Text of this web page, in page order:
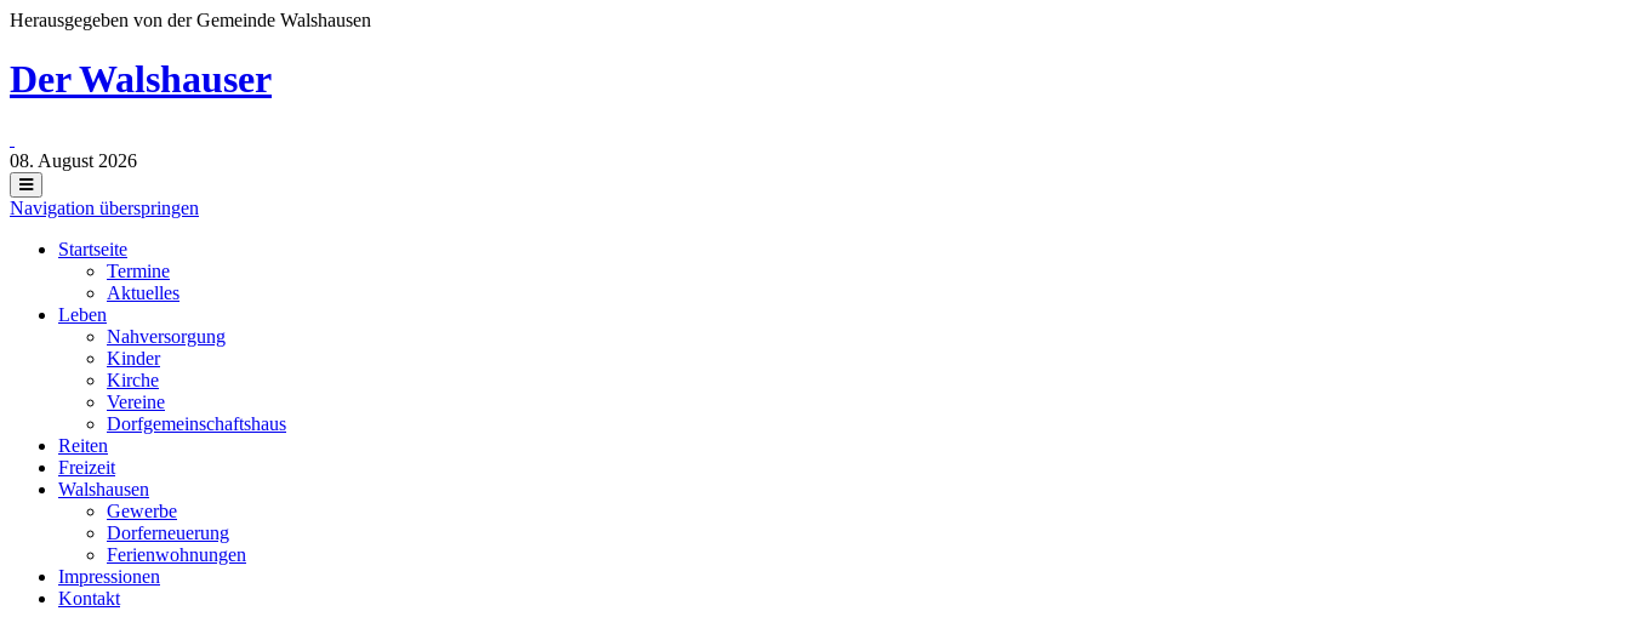
Herausgegeben von der Gemeinde Walshausen
Der Walshauser
08. August 2026
Navigation überspringen
Startseite
Termine
Aktuelles
Leben
Nahversorgung
Kinder
Kirche
Vereine
Dorfgemeinschaftshaus
Reiten
Freizeit
Walshausen
Gewerbe
Dorferneuerung
Ferienwohnungen
Impressionen
Kontakt